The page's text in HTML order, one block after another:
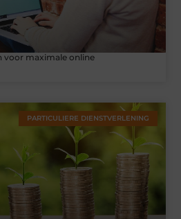
voor maximale online
PARTICULIERE DIENSTVERLENING